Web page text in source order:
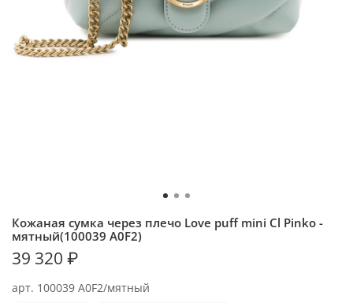
арт. 100039 A0F2/мятный
Кожаная сумка через плечо Love puff mini Cl Pinko -
мятный(100039 A0F2)
39 320 ₽